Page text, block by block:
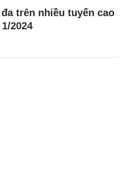
trên nhiều tuyến cao
2024